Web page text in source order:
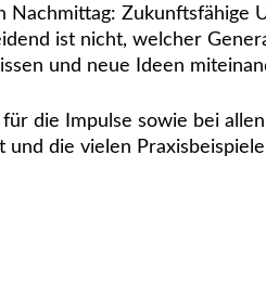
Nachmittag:
ist nicht, welcher
und neue Ideen
die Impulse sowie bei
die vielen